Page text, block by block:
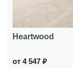
Heartwood
от 4 547 ₽